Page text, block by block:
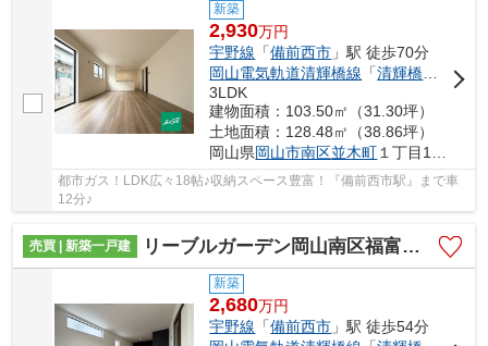
新築
2,930万円
宇野線 「備前西市 」駅 徒歩70分
岡山電気軌道清輝橋線 「清輝橋」駅 徒
3LDK
建物面積：103.50㎡（31.30坪）
土地面積：128.48㎡（38.86坪）
岡山県岡山市南区並木町１丁目12-1
都市ガス！LDK広々18帖♪収納スペース豊富！『備前西市駅』まで車
12分♪
売買 | 新築一戸建 リーブルガーデン岡山南区福富東 (全2棟)
新築
2,680万円
宇野線 「備前西市 」駅 徒歩54分